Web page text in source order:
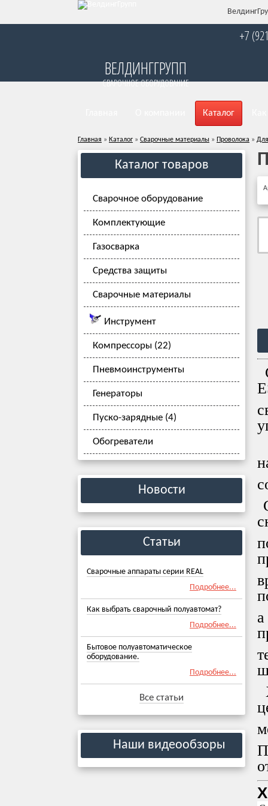
ВЕЛДИНГГРУПП
СВАРОЧНОЕ ОБОРУДОВАНИЕ
+7
Каталог
Главная » Каталог » Сварочные материалы » Проволока »
Каталог товаров
Сварочное оборудование
Комплектующие
Газосварка
Средства защиты
Сварочные материалы
Инструмент
Компрессоры (22)
Пневмоинструменты
Генераторы
Пуско-зарядные (4)
Обогреватели
Новости
Статьи
Сварочные аппараты серии REAL
Подробнее...
Как выбрать сварочный полуавтомат?
Подробнее...
Бытовое полуавтоматическое
оборудование.
Подробнее...
Все статьи
Наши видеообзоры